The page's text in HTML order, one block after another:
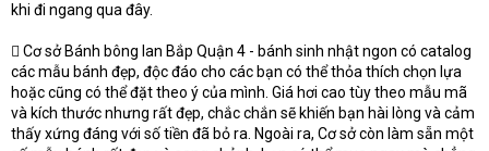
khi đi ngang qua đây.
 Cơ sở Bánh bông lan Bắp Quận 4 - bánh sinh nhật ngon có catalog
các mẫu bánh đẹp, độc đáo cho các bạn có thể thỏa thích chọn lựa
hoặc cũng có thể đặt theo ý của mình. Giá hơi cao tùy theo mẫu mã
và kích thước nhưng rất đẹp, chắc chắn sẽ khiến bạn hài lòng và cảm
thấy xứng đáng với số tiền đã bỏ ra. Ngoài ra, Cơ sở còn làm sẵn một